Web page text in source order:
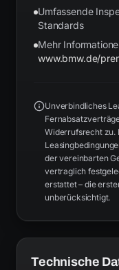
Umfassende
Standards
Mehr
www.bmw.de/
Unverbindliches
Widerrufsrecht zu.
der vereinbarten
vertraglich
erstattet – die
unberücksichtigt.
Technische